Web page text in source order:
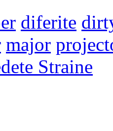
diferite
major
Straine